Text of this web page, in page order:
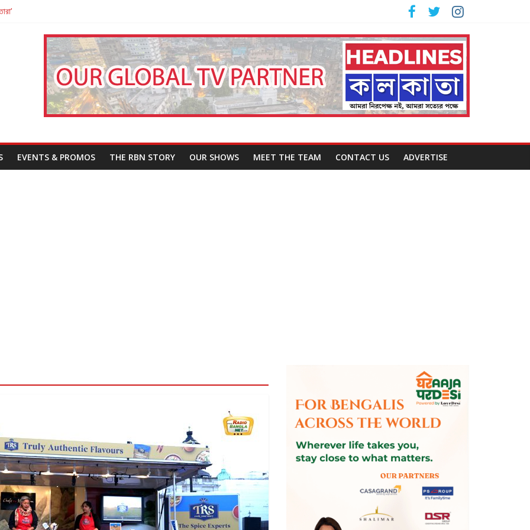
Challenges Our Understanding of Justice
EVENTS & PROMOS THE RBN STORY OUR SHOWS MEET THE TEAM CONTACT US ADVERTISE